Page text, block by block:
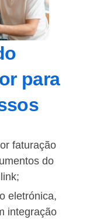
para
faturação
do
eletrónica,
integração